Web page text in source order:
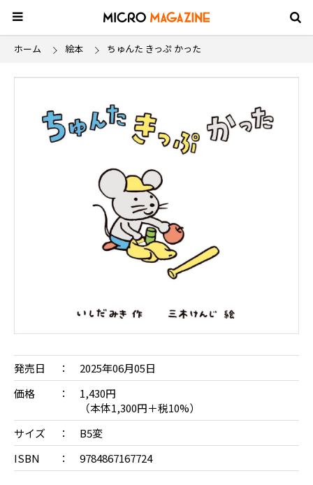
ホーム 絵本 ちゅんた きっぷ かった
発売日
2025年06月05日
価格
1,430円
（本体1,300円＋税10%）
サイズ
B5変
ISBN
9784867167724